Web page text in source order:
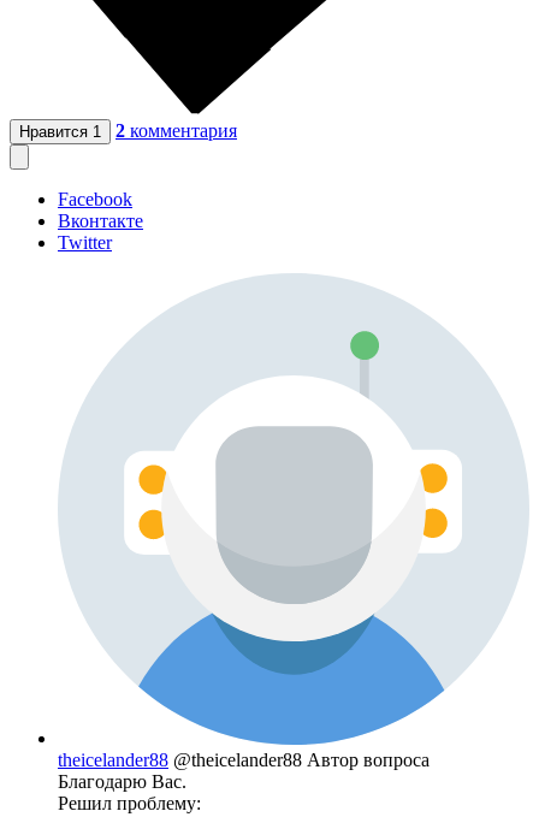
Нравится 1 2 комментария
Facebook
Вконтакте
Twitter
theicelander88 @theicelander88 Автор вопроса
Благодарю Вас.
Решил проблему: